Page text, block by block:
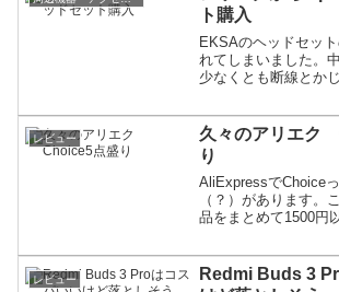
ト購入
EKSAのヘッドセッ
れてしまいました。
少なくとも断線とか
で、先日つなぎで買
のモノラル。。。で
ンよりヘッドセット
で、名のあるメーカー
レビュー
久々のアリエク
り
AliExpressでChoice
（？）があります。
品をまとめて1500円
料になるし、1週間
いうセールみたいで
は安いって思っても
と...
レビュー
Redmi Buds 3